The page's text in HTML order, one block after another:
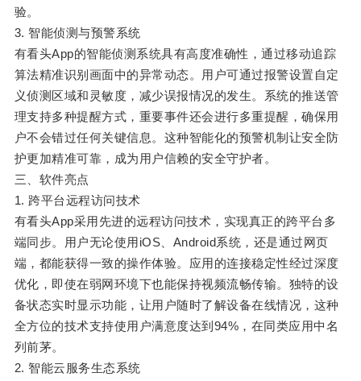
验。
3. 智能侦测与预警系统
有看头App的智能侦测系统具有高度准确性，通过移动追踪
算法精准识别画面中的异常动态。用户可通过报警设置自定
义侦测区域和灵敏度，减少误报情况的发生。系统的推送管
理支持多种提醒方式，重要事件还会进行多重提醒，确保用
户不会错过任何关键信息。这种智能化的预警机制让安全防
护更加精准可靠，成为用户信赖的安全守护者。
三、软件亮点
1. 跨平台远程访问技术
有看头App采用先进的远程访问技术，实现真正的跨平台多
端同步。用户无论使用iOS、Android系统，还是通过网页
端，都能获得一致的操作体验。应用的连接稳定性经过深度
优化，即使在弱网环境下也能保持视频流畅传输。独特的设
备状态实时显示功能，让用户随时了解设备在线情况，这种
全方位的技术支持使用户满意度达到94%，在同类应用中名
列前茅。
2. 智能云服务生态系统